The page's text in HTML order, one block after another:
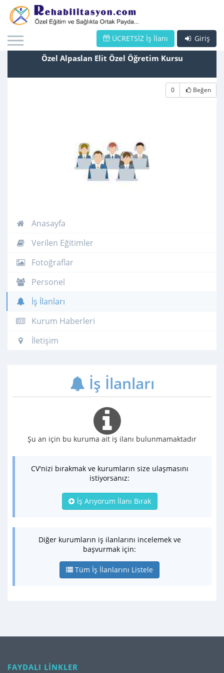
Giriş
ÜCRETSİZ İş İlanı
Özel Alpaslan Elit Özel Öğretim Kursu
0 Beğen
Anasayfa
Verilen Eğitimler
Fotoğraflar
Personel
İş İlanları
Kurum Haberleri
İletişim
İş İlanları
Şu an için bu kuruma ait iş ilanı bulunmamaktadır
CV'nizi bırakmak ve kurumların size ulaşmasını
istiyorsanız:
İş Arıyorum İlanı Bırak
Diğer kurumların iş ilanlarını incelemek ve
başvurmak için:
Tüm İş İlanlarını Listele
FAYDALI LİNKLER